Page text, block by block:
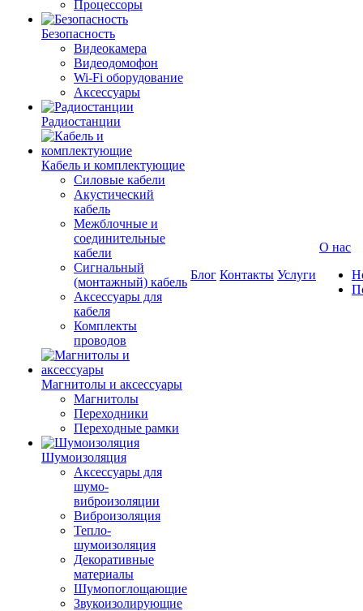
Процессоры
Безопасность
Видеокамера
Видеодомофон
Wi-Fi оборудование
Аксессуары
Радиостанции
Кабель и комплектующие
Силовые кабели
Акустический
кабель
Межблочные и
соединительные
кабели
Сигнальный
(монтажный) кабель
Аксессуары для
кабеля
Комплекты
проводов
Магнитолы и аксессуары
Магнитолы
Переходники
Переходные рамки
Шумоизоляция
Аксессуары для
шумо-
виброизоляции
Виброизоляция
Тепло-
шумоизоляция
Декоративные
материалы
Шумопоглощающие
Звукоизолирующие
Блог Контакты Услуги
О нас